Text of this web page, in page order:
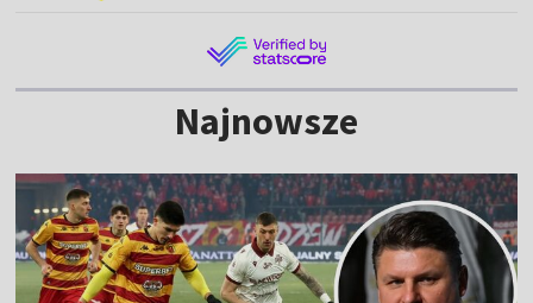
Najnowsze